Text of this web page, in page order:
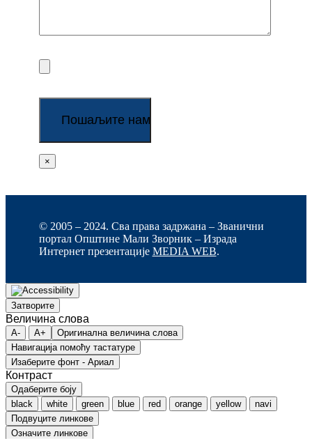
×
© 2005 – 2024. Сва права задржана – Званични
портал Општине Мали Зворник – Израда
Интернет презентације MEDIA WEB.
Затворите
Величина слова
A- A+
Оригинална величина слова
Навигација помоћу тастатуре
Изаберите фонт - Ариал
Контраст
Одаберите боју
black
white green blue red orange yellow
navi
Подвуците линкове
Означите линкове